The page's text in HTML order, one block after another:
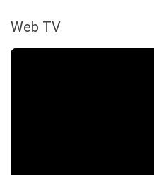
Web TV